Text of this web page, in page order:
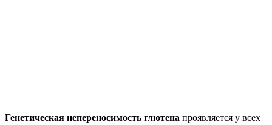
Генетическая непереносимость глютена проявляется у всех